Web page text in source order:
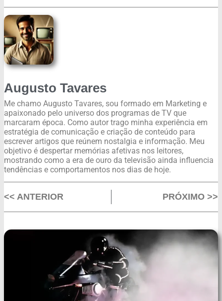
Augusto Tavares
Me chamo Augusto Tavares, sou formado em Marketing e
apaixonado pelo universo dos programas de TV que
marcaram época. Como autor trago minha experiência em
estratégia de comunicação e criação de conteúdo para
escrever artigos que reúnem nostalgia e informação. Meu
objetivo é despertar memórias afetivas nos leitores,
mostrando como a era de ouro da televisão ainda influencia
tendências e comportamentos nos dias de hoje.
<< ANTERIOR PRÓXIMO >>